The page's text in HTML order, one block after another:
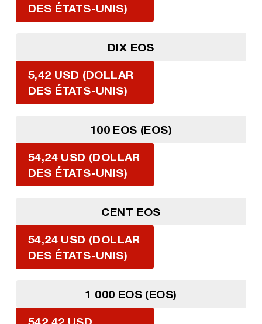
DES ÉTATS-UNIS)
DIX EOS
5,42 USD (DOLLAR
DES ÉTATS-UNIS)
100 EOS (EOS)
54,24 USD (DOLLAR
DES ÉTATS-UNIS)
CENT EOS
54,24 USD (DOLLAR
DES ÉTATS-UNIS)
1 000 EOS (EOS)
542,42 USD